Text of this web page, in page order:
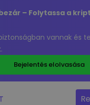
– Folytassa a
vannak és
Bejelentés elolvasása